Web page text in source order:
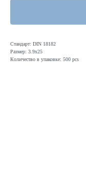
Стандарт: DIN 18182
Размер: 3.9х25
Количество в упаковке: 500 pcs